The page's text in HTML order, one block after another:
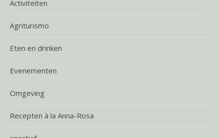
Activiteiten
Agriturismo
Eten en drinken
Evenementen
Omgeving
Recepten à la Anna-Rosa